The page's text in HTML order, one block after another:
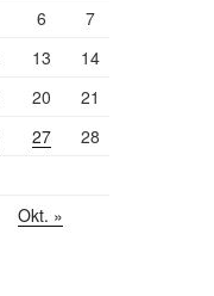
6
7
13
14
20
21
27
28
Okt. »